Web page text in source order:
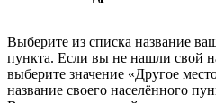
Выберите из списка название
пункта. Если вы не нашли свой
выберите значение «Другое
название своего населённого